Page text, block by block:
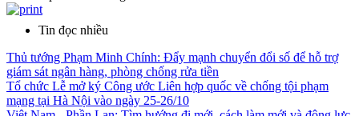
Tin đọc nhiều
Thủ tướng Phạm Minh Chính: Đẩy mạnh chuyển đổi số để hỗ trợ
giám sát ngân hàng, phòng chống rửa tiền
Tổ chức Lễ mở ký Công ước Liên hợp quốc về chống tội phạm
mạng tại Hà Nội vào ngày 25-26/10